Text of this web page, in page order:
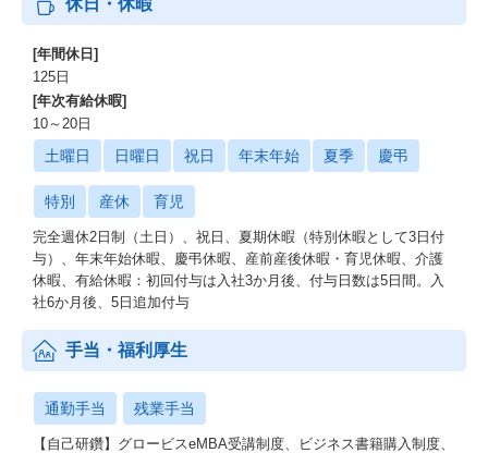
休日・休暇
[年間休日]
125日
[年次有給休暇]
10～20日
土曜日 日曜日 祝日 年末年始 夏季 慶弔
特別 産休 育児
完全週休2日制（土日）、祝日、夏期休暇（特別休暇として3日付
与）、年末年始休暇、慶弔休暇、産前産後休暇・育児休暇、介護
休暇、有給休暇：初回付与は入社3か月後、付与日数は5日間。入
社6か月後、5日追加付与
手当・福利厚生
通勤手当 残業手当
【自己研鑽】グロービスeMBA受講制度、ビジネス書籍購入制度、